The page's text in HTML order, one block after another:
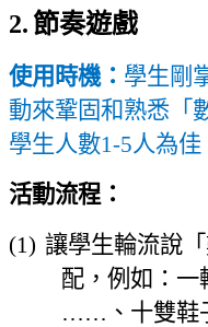
2. 節奏遊戲
使用時機： 學生剛
動來鞏固和熟悉「
學生人數1-5人為佳
活動流程：
(1) 讓學生輪流說「
配 ， 例如：一
…… 、 十雙鞋